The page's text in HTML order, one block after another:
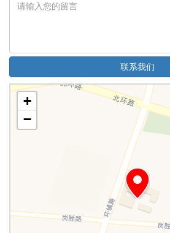
联系我们
+
−